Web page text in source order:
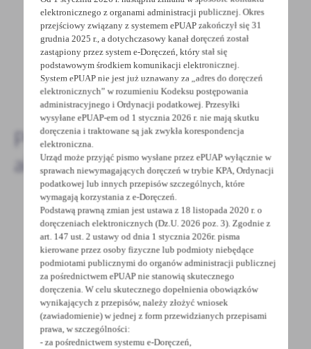
Spodobała Ci się informacja? Zostaw nam swoją opinię
- to dla Ciebie staramy się być najlepsi, a Twoje zdanie
bardzo nam w tym pomoże!
DODAJ KOMENTARZ
Pozostałe
aktualności
16 - 12 - 2024
Czasowe zamknięcia drogi
Uwaga!W związku z układaniem mas
asfaltowych związanych z inwestycją pn.
„Remont drogi powiatowej...
elektronicznego z organami administracji publicznej. Okres
przejściowy związany z systemem ePUAP zakończył się 31
grudnia 2025 r., a dotychczasowy kanał doręczeń został
zastąpiony przez system e-Doręczeń, który stał się
podstawowym środkiem komunikacji elektronicznej.
System ePUAP nie jest już uznawany za „adres do doręczeń
elektronicznych” w rozumieniu Kodeksu postępowania
administracyjnego i Ordynacji podatkowej. Przesyłki
wysyłane ePUAP-em od 1 stycznia 2026 r. nie mają skutku
doręczenia i traktowane są jak zwykła korespondencja
elektroniczna.
Urząd może przyjąć pismo wysłane przez ePUAP wyłącznie w
sprawach niewymagających doręczeń w trybie KPA, Ordynacji
podatkowej lub innych przepisów szczególnych, które
wymagają korzystania z e-Doręczeń.
Podstawą prawną zmian jest ustawa z 18 listopada 2020 r. o
doręczeniach elektronicznych (Dz.U. 2026 poz. 3). Zgodnie z
art. 147 ust. 2 ustawy od dnia 1 stycznia 2026r. pisma
kierowane przez osoby fizyczne lub podmioty niebędące
podmiotami publicznymi do organów administracji publicznej
za pośrednictwem ePUAP nie stanowią skutecznego
doręczenia. W celu skutecznego dopełnienia obowiązków
wynikających z przepisów, należy złożyć wniosek
(zawiadomienie) w jednej z form przewidzianych przepisami
prawa, w szczególności:
- za pośrednictwem systemu e-Doręczeń,